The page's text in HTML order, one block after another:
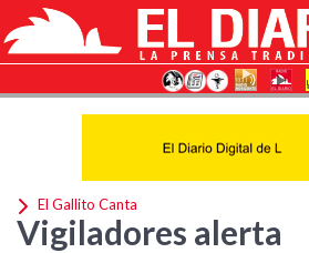
El Gallito Canta
Vigiladores alerta